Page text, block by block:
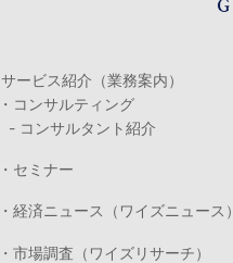
サービス紹介（業務案内）
・コンサルティング
- コンサルタント紹介
・セミナー
・経済ニュース（ワイズニュース）
・市場調査（ワイズリサーチ）